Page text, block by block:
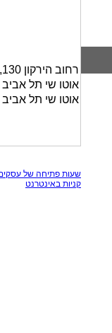
רחוב הירקון 130,תל אביב
אוטו שי תל אביב
אוטו שי תל
שעות פתיחה של
קניות באינטרנט